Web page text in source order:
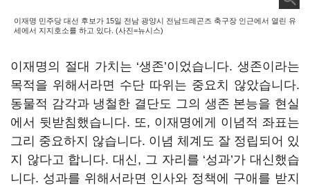
이재명 민주당 대선 후보가 15일 전남 광양시 전남드레곤즈 축구장 인근에서 열린 유
세에서 지지호소를 하고 있다. (사진=뉴시스)
이재명의 절대 가치는 ‘생존’이었습니다. 생존이라는
목적을 위해서라면 수단 따위는 중요치 않았습니다.
동물적 감각과 냉철한 결단도 그의 생존 본능을 현실
에서 뒷받침했습니다. 또, 이재명에게 이념적 좌표는
그리 중요하지 않습니다. 이념 체계도 잘 정립되어 있
지 않다고 합니다. 대신, 그 자리를 ‘성과’가 대신했습
니다. 성과를 위해서라면 인사와 정책에 구애를 받지